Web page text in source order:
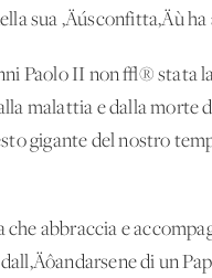
sua ‚Äúsconfitta‚Äù
Paolo II non √® stata
malattia e dalla morte
gigante del nostro
abbraccia e
di un